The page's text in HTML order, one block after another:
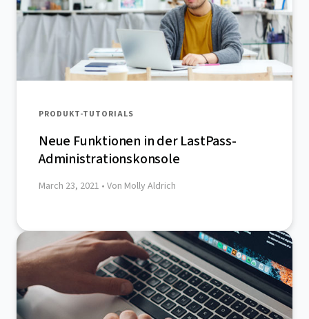
PRODUKT-TUTORIALS
Neue Funktionen in der LastPass-
Administrationskonsole
March 23, 2021 • Von Molly Aldrich